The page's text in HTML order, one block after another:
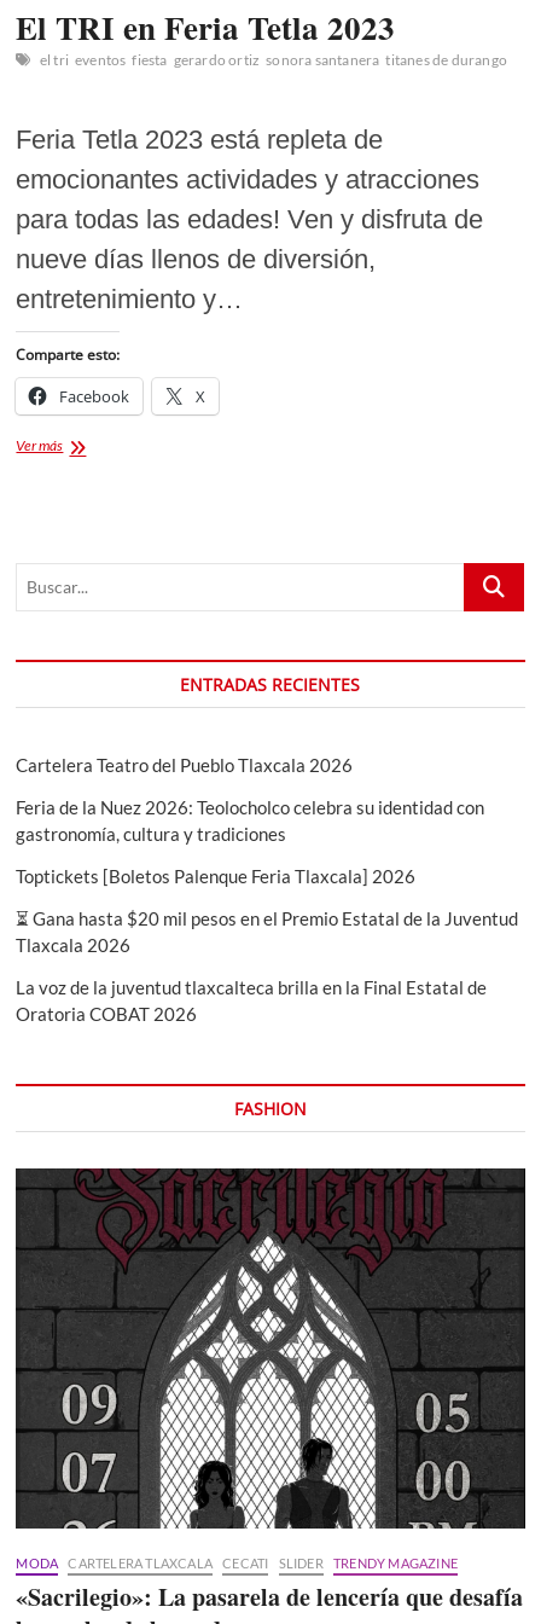
El TRI en Feria Tetla 2023
el tri eventos fiesta gerardo ortiz sonora santanera titanes de durango
Feria Tetla 2023 está repleta de
emocionantes actividades y atracciones
para todas las edades! Ven y disfruta de
nueve días llenos de diversión,
entretenimiento y…
Comparte esto:
Facebook X
Ver másEl
Buscar...
ENTRADAS RECIENTES
Cartelera Teatro del Pueblo Tlaxcala 2026
Feria de la Nuez 2026: Teolocholco celebra su identidad con
gastronomía, cultura y tradiciones
Toptickets [Boletos Palenque Feria Tlaxcala] 2026
⏳ Gana hasta $20 mil pesos en el Premio Estatal de la Juventud
Tlaxcala 2026
La voz de la juventud tlaxcalteca brilla en la Final Estatal de
Oratoria COBAT 2026
FASHION
MODA CARTELERA TLAXCALA CECATI SLIDER TRENDY MAGAZINE
«Sacrilegio»: La pasarela de lencería que desafía